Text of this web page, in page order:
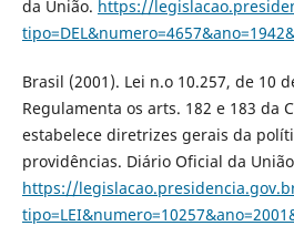
da União. https://
Brasil (2001). Lei n.o 10.257, de 10
Regulamenta os arts. 182 e 183 da
estabelece diretrizes gerais da
providências. Diário Oficial da
https://